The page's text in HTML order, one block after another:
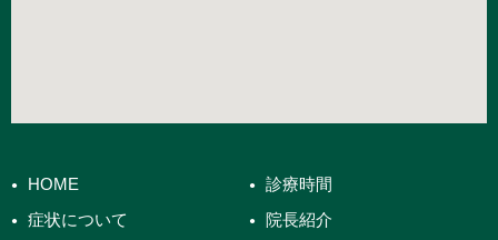
HOME
診療時間
症状について
院長紹介